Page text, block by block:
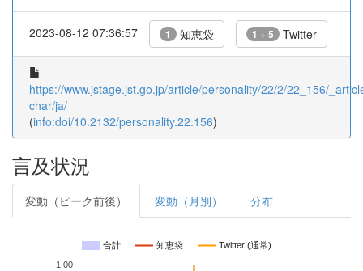
2023-08-12 07:36:57 1 知恵袋 1 + 5 Twitter
https://www.jstage.jst.go.jp/article/personality/22/2/22_156/
char/ja/
(info:doi/10.2132/personality.22.156)
言及状況
変動（ピーク前後） 変動（月別） 分布
合計 知恵袋 Twitter (通常)
1.00